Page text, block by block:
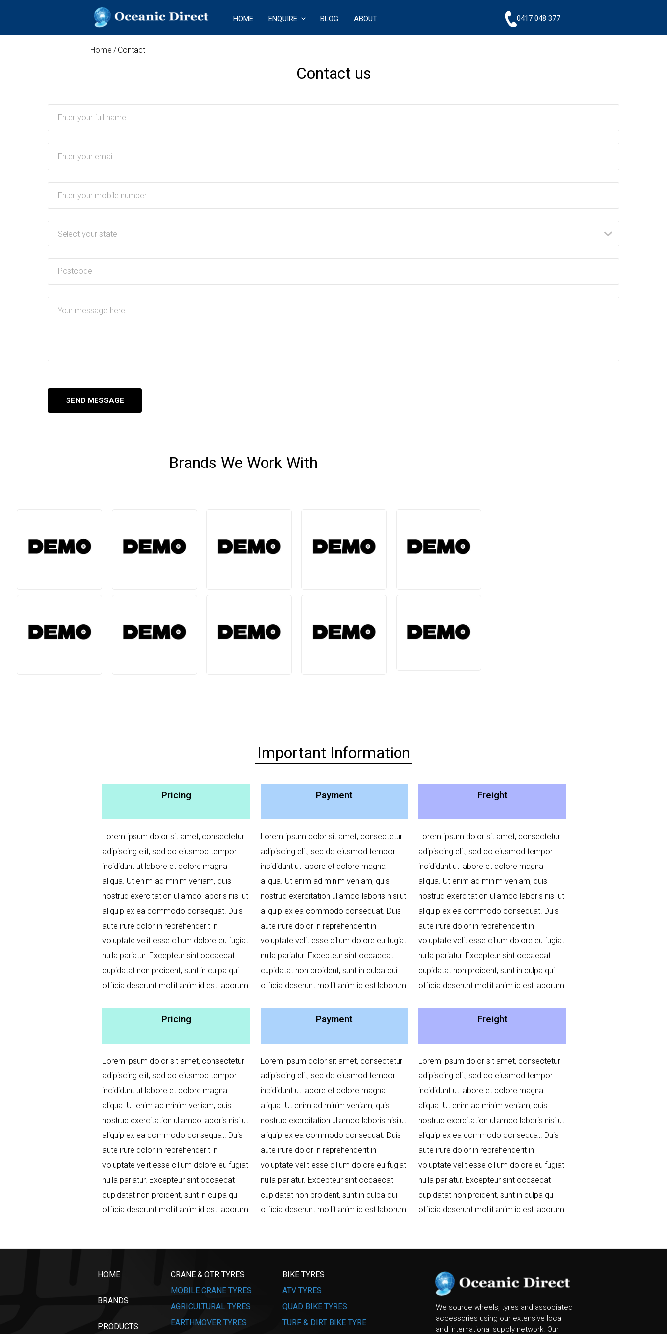
OCEANIC DIRECT
HOME ENQUIRE BLOG ABOUT 0417 048 377
Home / Contact
Contact us
Brands We Work With
Important Information
Pricing
Lorem ipsum dolor sit amet, consectetur
adipiscing elit, sed do eiusmod tempor
incididunt ut labore et dolore magna
aliqua. Ut enim ad minim veniam, quis
nostrud exercitation ullamco laboris nisi ut
aliquip ex ea commodo consequat. Duis
aute irure dolor in reprehenderit in
voluptate velit esse cillum dolore eu fugiat
nulla pariatur. Excepteur sint occaecat
cupidatat non proident, sunt in culpa qui
officia deserunt mollit anim id est laborum
Payment
Lorem ipsum dolor sit amet, consectetur
adipiscing elit, sed do eiusmod tempor
incididunt ut labore et dolore magna
aliqua. Ut enim ad minim veniam, quis
nostrud exercitation ullamco laboris nisi ut
aliquip ex ea commodo consequat. Duis
aute irure dolor in reprehenderit in
voluptate velit esse cillum dolore eu fugiat
nulla pariatur. Excepteur sint occaecat
cupidatat non proident, sunt in culpa qui
officia deserunt mollit anim id est laborum
Freight
Lorem ipsum dolor sit amet, consectetur
adipiscing elit, sed do eiusmod tempor
incididunt ut labore et dolore magna
aliqua. Ut enim ad minim veniam, quis
nostrud exercitation ullamco laboris nisi ut
aliquip ex ea commodo consequat. Duis
aute irure dolor in reprehenderit in
voluptate velit esse cillum dolore eu fugiat
nulla pariatur. Excepteur sint occaecat
cupidatat non proident, sunt in culpa qui
officia deserunt mollit anim id est laborum
Pricing
Lorem ipsum dolor sit amet, consectetur
adipiscing elit, sed do eiusmod tempor
incididunt ut labore et dolore magna
aliqua. Ut enim ad minim veniam, quis
nostrud exercitation ullamco laboris nisi ut
aliquip ex ea commodo consequat. Duis
aute irure dolor in reprehenderit in
voluptate velit esse cillum dolore eu fugiat
nulla pariatur. Excepteur sint occaecat
cupidatat non proident, sunt in culpa qui
officia deserunt mollit anim id est laborum
Payment
Lorem ipsum dolor sit amet, consectetur
adipiscing elit, sed do eiusmod tempor
incididunt ut labore et dolore magna
aliqua. Ut enim ad minim veniam, quis
nostrud exercitation ullamco laboris nisi ut
aliquip ex ea commodo consequat. Duis
aute irure dolor in reprehenderit in
voluptate velit esse cillum dolore eu fugiat
nulla pariatur. Excepteur sint occaecat
cupidatat non proident, sunt in culpa qui
officia deserunt mollit anim id est laborum
Freight
Lorem ipsum dolor sit amet, consectetur
adipiscing elit, sed do eiusmod tempor
incididunt ut labore et dolore magna
aliqua. Ut enim ad minim veniam, quis
nostrud exercitation ullamco laboris nisi ut
aliquip ex ea commodo consequat. Duis
aute irure dolor in reprehenderit in
voluptate velit esse cillum dolore eu fugiat
nulla pariatur. Excepteur sint occaecat
cupidatat non proident, sunt in culpa qui
officia deserunt mollit anim id est laborum
HOME
BRANDS
PRODUCTS
CRANE & OTR TYRES
MOBILE CRANE TYRES
AGRICULTURAL TYRES
EARTHMOVER TYRES
BIKE TYRES
ATV TYRES
QUAD BIKE TYRES
TURF & DIRT BIKE TYRE
We source wheels, tyres and associated
accessories using our extensive local
and international supply network. Our